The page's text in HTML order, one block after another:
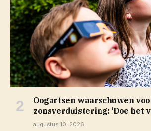
Oogartsen waarschuwen
zonsverduistering: ‘Doe het
augustus 10, 2026